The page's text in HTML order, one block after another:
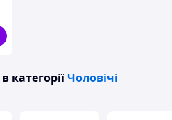
в категоріїЧоловічі